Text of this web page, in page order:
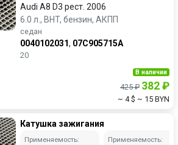
Audi A8 D3 рест. 2006
6.0 л., BHT, бензин, АКПП
седан
0040102031, 07C905715A
20
В наличии
425 ₽ 382 ₽
~ 4 $ ~ 15 BYN
Катушка зажигания
Применяемость: Применяемость: